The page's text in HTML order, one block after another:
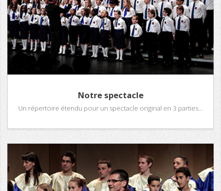
Notre spectacle
Un répertoire étendu pour un spectacle original en 3 parties...